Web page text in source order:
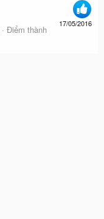
17/05/2016
Điểm thành